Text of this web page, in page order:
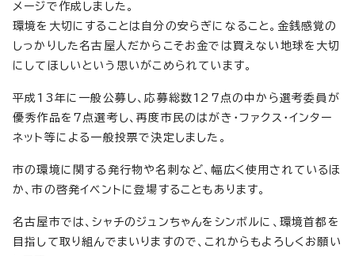
メージで作成しました。
環境を大切にすることは自分の安らぎになること。金銭感覚の
しっかりした名古屋人だからこそお金では買えない地球を大切
にしてほしいという思いがこめられています。
平成13年に一般公募し、応募総数127点の中から選考委員が
優秀作品を7点選考し、再度市民のはがき・ファクス・インター
ネット等による一般投票で決定しました。
市の環境に関する発行物や名刺など、幅広く使用されているほ
か、市の啓発イベントに登場することもあります。
名古屋市では、シャチのジュンちゃんをシンボルに、環境首都を
目指して取り組んでまいりますので、これからもよろしくお願い